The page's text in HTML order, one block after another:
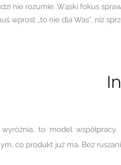
nie rozumie. Wąski fokus
wprost „to nie dla Was”, niż
to model
co produkt już ma. Bez